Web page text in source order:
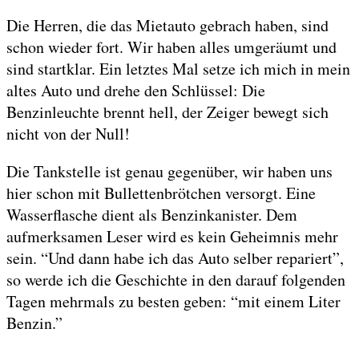
Die Herren, die das Mietauto gebrach haben, sind
schon wieder fort. Wir haben alles umgeräumt und
sind startklar. Ein letztes Mal setze ich mich in mein
altes Auto und drehe den Schlüssel: Die
Benzinleuchte brennt hell, der Zeiger bewegt sich
nicht von der Null!
Die Tankstelle ist genau gegenüber, wir haben uns
hier schon mit Bullettenbrötchen versorgt. Eine
Wasserflasche dient als Benzinkanister. Dem
aufmerksamen Leser wird es kein Geheimnis mehr
sein. “Und dann habe ich das Auto selber repariert”,
so werde ich die Geschichte in den darauf folgenden
Tagen mehrmals zu besten geben: “mit einem Liter
Benzin.”